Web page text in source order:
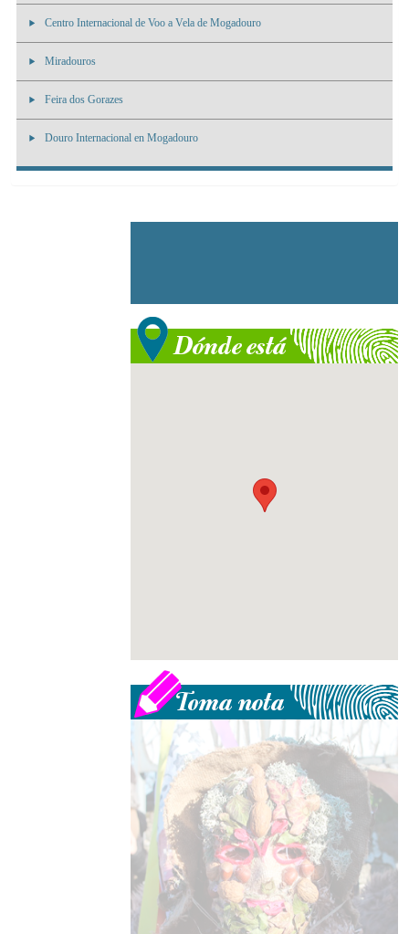
Centro Internacional de Voo a Vela de Mogadouro
Miradouros
Feira dos Gorazes
Douro Internacional en Mogadouro